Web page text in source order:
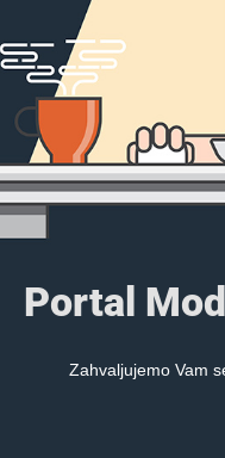
Portal
Zahvaljujemo Vam